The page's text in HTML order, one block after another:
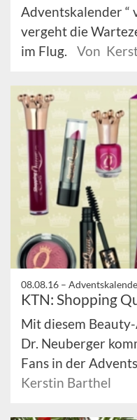
Adventskalender “
vergeht die
im Flug.
Von
08.08.16 –
KTN: Shopping
Mit diesem
Dr. Neuberger
Fans in der
Kerstin Barthel